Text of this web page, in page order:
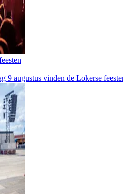
9 augustus vinden de Lokerse